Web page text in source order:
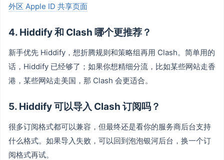
外区 Apple ID 共享页面
4. Hiddify 和 Clash 哪个更推荐？
新手优先 Hiddify，想折腾规则和策略组再用 Clash。简单用的
话，Hiddify 已经够了；如果你想精细分流，比如某些网站走香
港，某些网站走美国，那 Clash 会更适合。
5. Hiddify 可以导入 Clash 订阅吗？
很多订阅格式都可以兼容，但最终还是看你的服务商后台支持
什么格式。如果导入失败，可以回到泡泡银河后台，换一个订
阅格式再试。